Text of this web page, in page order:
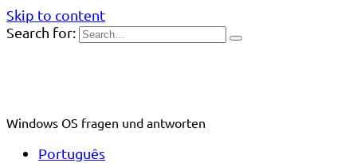
Skip to content
Search for:
Windows OS fragen und antworten
Português